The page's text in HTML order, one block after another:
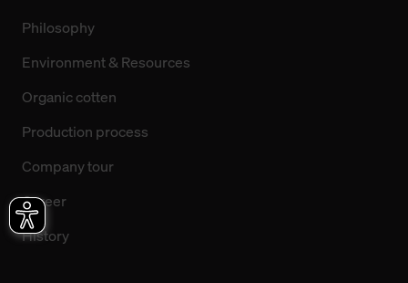
Philosophy
Environment & Resources
Organic cotten
Production process
Company tour
Career
History